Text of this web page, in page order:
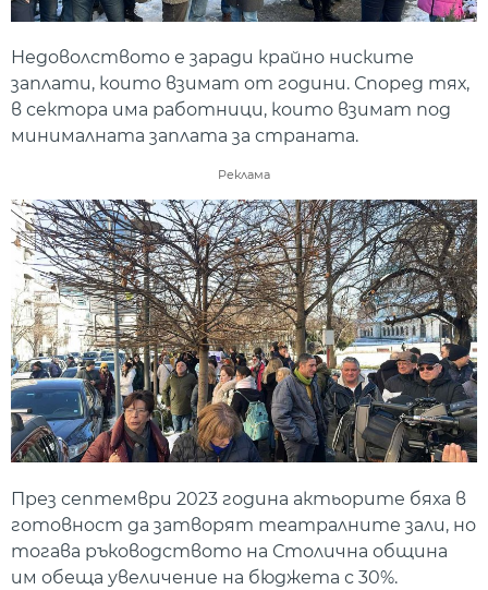
Недоволството е заради крайно ниските
заплати, които взимат от години. Според тях,
в сектора има работници, които взимат под
минималната заплата за страната.
Реклама
През септември 2023 година актьорите бяха в
готовност да затворят театралните зали, но
тогава ръководството на Столична община
им обеща увеличение на бюджета с 30%.